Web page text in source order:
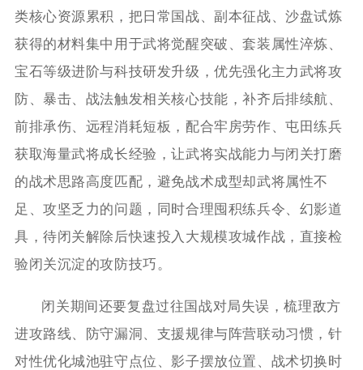
类核心资源累积，把日常国战、副本征战、沙盘试炼
获得的材料集中用于武将觉醒突破、套装属性淬炼、
宝石等级进阶与科技研发升级，优先强化主力武将攻
防、暴击、战法触发相关核心技能，补齐后排续航、
前排承伤、远程消耗短板，配合牢房劳作、屯田练兵
获取海量武将成长经验，让武将实战能力与闭关打磨
的战术思路高度匹配，避免战术成型却武将属性不
足、攻坚乏力的问题，同时合理囤积练兵令、幻影道
具，待闭关解除后快速投入大规模攻城作战，直接检
验闭关沉淀的攻防技巧。
闭关期间还要复盘过往国战对局失误，梳理敌方
进攻路线、防守漏洞、支援规律与阵营联动习惯，针
对性优化城池驻守点位、影子摆放位置、战术切换时